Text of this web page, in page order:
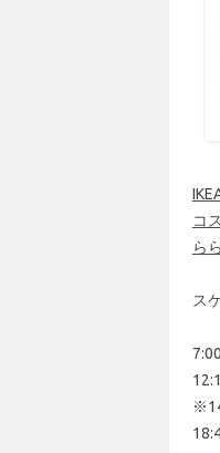
コ
ら
ス